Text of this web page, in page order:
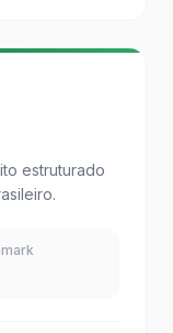
estruturado